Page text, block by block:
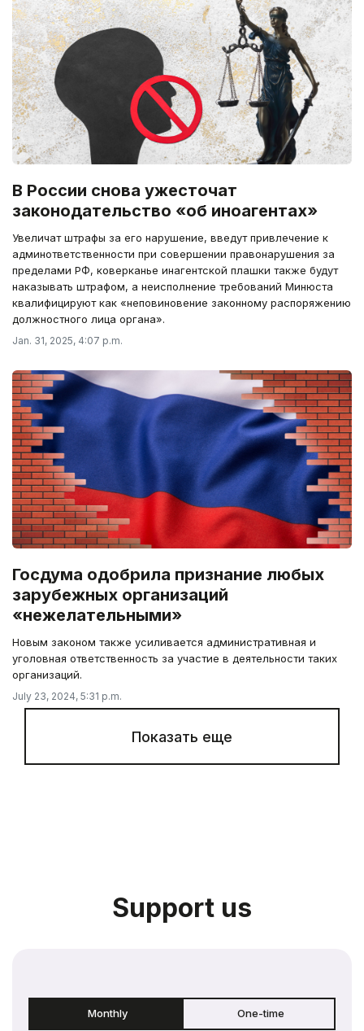
В России снова ужесточат
законодательство «об иноагентах»
Увеличат штрафы за его нарушение, введут привлечение к
админответственности при совершении правонарушения за
пределами РФ, коверканье инагентской плашки также будут
наказывать штрафом, а неисполнение требований Минюста
квалифицируют как «неповиновение законному распоряжению
должностного лица органа».
Jan. 31, 2025, 4:07 p.m.
Госдума одобрила признание любых
зарубежных организаций
«нежелательными»
Новым законом также усиливается административная и
уголовная ответственность за участие в деятельности таких
организаций.
July 23, 2024, 5:31 p.m.
Показать еще
Support us
Monthly One-time